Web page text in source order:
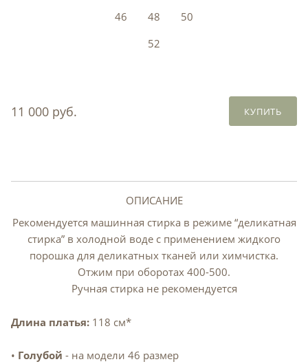
46
48
50
52
11 000 руб. КУПИТЬ
ОПИСАНИЕ
Рекомендуется машинная стирка в режиме “деликатная
стирка” в холодной воде с применением жидкого
порошка для деликатных тканей или химчистка.
Отжим при оборотах 400-500.
Ручная стирка не рекомендуется
Длина платья: 118 см*
• Голубой - на модели 46 размер